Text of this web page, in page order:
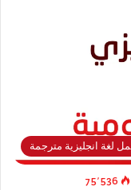
لغة انجليزية مترجمة
75٬536